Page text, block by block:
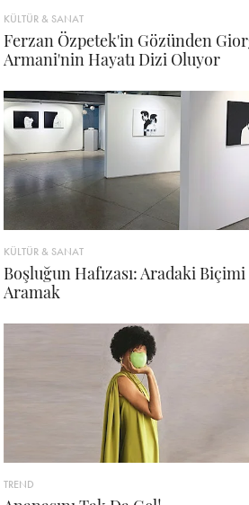
KÜLTÜR & SANAT
Ferzan Özpetek'in Gözünden
Armani'nin Hayatı Dizi Oluyor
KÜLTÜR & SANAT
Boşluğun Hafızası: Aradaki Biçimi
Aramak
TREND